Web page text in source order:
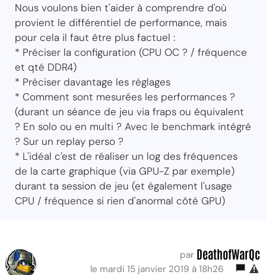
Nous voulons bien t'aider à comprendre d'où
provient le différentiel de performance, mais
pour cela il faut être plus factuel :
* Préciser la configuration (CPU OC ? / fréquence
et qté DDR4)
* Préciser davantage les réglages
* Comment sont mesurées les performances ?
(durant un séance de jeu via fraps ou équivalent
? En solo ou en multi ? Avec le benchmark intégré
? Sur un replay perso ?
* L'idéal c'est de réaliser un log des fréquences
de la carte graphique (via GPU-Z par exemple)
durant ta session de jeu (et également l'usage
CPU / fréquence si rien d'anormal côté GPU)
par DeathofWarQc
le mardi 15 janvier 2019 à 18h26